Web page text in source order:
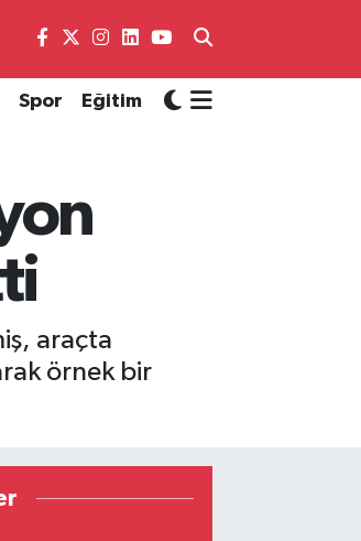
Spor Eğitim
araçta
örnek bir